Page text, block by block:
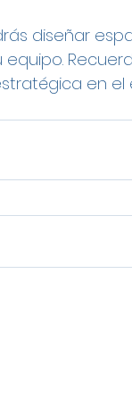
diseñar
en